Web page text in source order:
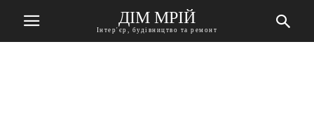
ДІМ МРІЙ
Інтер'єр, будівництво та ремонт